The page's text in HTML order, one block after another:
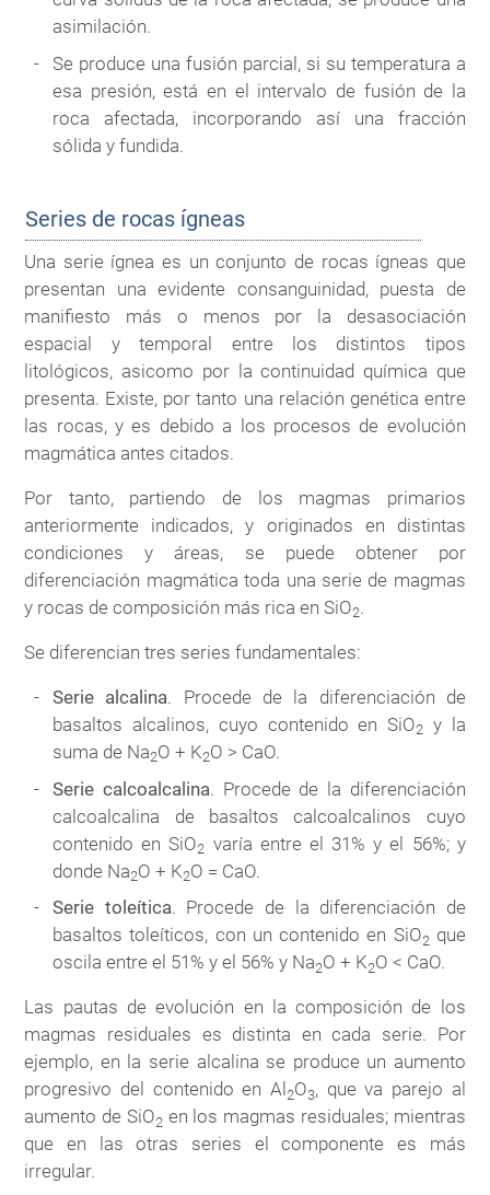
asimilación.
Se produce una fusión parcial, si su temperatura a
esa presión, está en el intervalo de fusión de la
roca afectada, incorporando así una fracción
sólida y fundida.
Series de rocas ígneas
Una serie ígnea es un conjunto de rocas ígneas que
presentan una evidente consanguinidad, puesta de
manifiesto más o menos por la desasociación
espacial y temporal entre los distintos tipos
litológicos, asicomo por la continuidad química que
presenta. Existe, por tanto una relación genética entre
las rocas, y es debido a los procesos de evolución
magmática antes citados.
Por tanto, partiendo de los magmas primarios
anteriormente indicados, y originados en distintas
condiciones y áreas, se puede obtener por
diferenciación magmática toda una serie de magmas
y rocas de composición más rica en SiO2.
Se diferencian tres series fundamentales:
Serie alcalina. Procede de la diferenciación de
basaltos alcalinos, cuyo contenido en SiO2 y la
suma de Na2O + K2O > CaO.
Serie calcoalcalina. Procede de la diferenciación
calcoalcalina de basaltos calcoalcalinos cuyo
contenido en SiO2 varía entre el 31% y el 56%; y
donde Na2O + K2O = CaO.
Serie toleítica. Procede de la diferenciación de
basaltos toleíticos, con un contenido en SiO2que
oscila entre el 51% y el 56% y Na2O + K2O < CaO.
Las pautas de evolución en la composición de los
magmas residuales es distinta en cada serie. Por
ejemplo, en la serie alcalina se produce un aumento
progresivo del contenido en Al 2O3, que va parejo al
aumento de SiO2en los magmas residuales; mientras
que en las otras series el componente es más
irregular.